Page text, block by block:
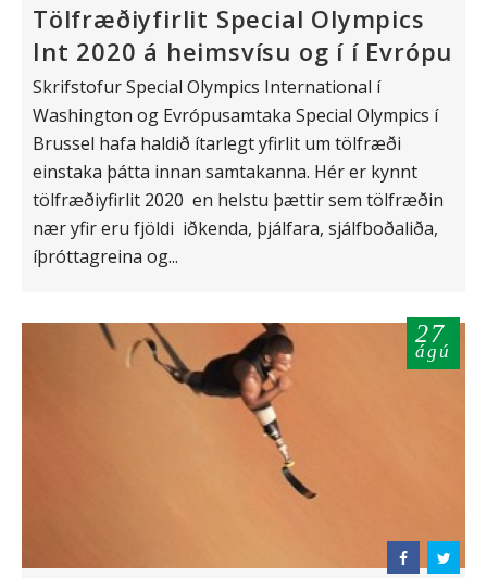
Tölfræðiyfirlit Special Olympics
Int 2020 á heimsvísu og í í Evrópu
Skrifstofur Special Olympics International í
Washington og Evrópusamtaka Special Olympics í
Brussel hafa haldið ítarlegt yfirlit um tölfræði
einstaka þátta innan samtakanna. Hér er kynnt
tölfræðiyfirlit 2020 en helstu þættir sem tölfræðin
nær yfir eru fjöldi iðkenda, þjálfara, sjálfboðaliða,
íþróttagreina og...
27
ágú